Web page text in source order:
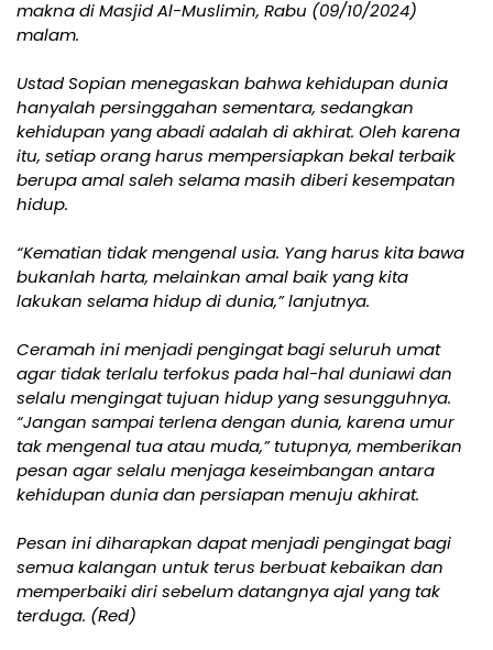
makna di Masjid Al-Muslimin, Rabu (09/10/2024)
malam.
Ustad Sopian menegaskan bahwa kehidupan dunia
hanyalah persinggahan sementara, sedangkan
kehidupan yang abadi adalah di akhirat. Oleh karena
itu, setiap orang harus mempersiapkan bekal terbaik
berupa amal saleh selama masih diberi kesempatan
hidup.
“Kematian tidak mengenal usia. Yang harus kita bawa
bukanlah harta, melainkan amal baik yang kita
lakukan selama hidup di dunia,” lanjutnya.
Ceramah ini menjadi pengingat bagi seluruh umat
agar tidak terlalu terfokus pada hal-hal duniawi dan
selalu mengingat tujuan hidup yang sesungguhnya.
“Jangan sampai terlena dengan dunia, karena umur
tak mengenal tua atau muda,” tutupnya, memberikan
pesan agar selalu menjaga keseimbangan antara
kehidupan dunia dan persiapan menuju akhirat.
Pesan ini diharapkan dapat menjadi pengingat bagi
semua kalangan untuk terus berbuat kebaikan dan
memperbaiki diri sebelum datangnya ajal yang tak
terduga. (Red)